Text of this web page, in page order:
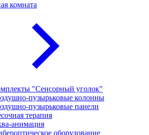
комната
"Сенсорный уголок"
пузырьковые колонны
пузырьковые панели
терапия
анимация
оборудование